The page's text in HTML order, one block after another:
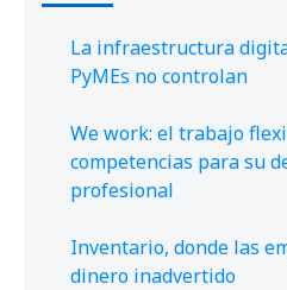
La infraestructura
PyMEs no controlan
We work: el trabajo
competencias para su
profesional
Inventario, donde las
dinero inadvertido